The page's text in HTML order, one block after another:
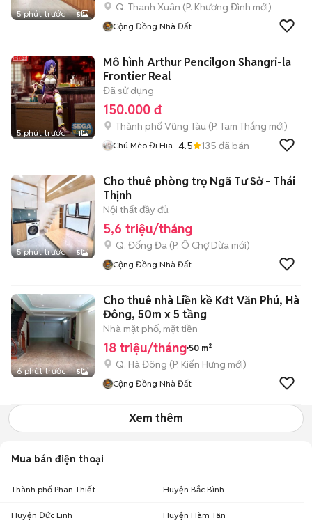
5 phút trước 5
Q. Thanh Xuân (P. Khương Đình mới)
Cộng Đồng Nhà Đất
5 phút trước 1
Mô hình Arthur Pencilgon Shangri-la
Frontier Real
Đã sử dụng
150.000 đ
Thành phố Vũng Tàu (P. Tam Thắng mới)
Chú Mèo Đi Hia 4.5 135 đã bán
5 phút trước 5
Cho thuê phòng trọ Ngã Tư Sở - Thái
Thịnh
Nội thất đầy đủ
5,6 triệu/tháng
Q. Đống Đa (P. Ô Chợ Dừa mới)
Cộng Đồng Nhà Đất
6 phút trước 5
Cho thuê nhà Liền kề Kđt Văn Phú, Hà
Đông, 50m x 5 tầng
Nhà mặt phố, mặt tiền
18 triệu/tháng 50 m²
Q. Hà Đông (P. Kiến Hưng mới)
Cộng Đồng Nhà Đất
Xem thêm
Mua bán điện thoại
Thành phố Phan Thiết Huyện Bắc Bình
Huyện Đức Linh Huyện Hàm Tân